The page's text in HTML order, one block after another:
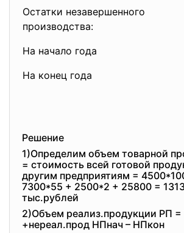
Остатки незавершенного
производства:
На начало года
На конец года
Решение
1)Определим объем товарной
= стоимость всей готовой
другим предприятиям =
7300*55 + 2500*2 + 25800 =
тыс.рублей
2)Объем реализ.продукции РП
+нереал.прод НПнач – НПкон